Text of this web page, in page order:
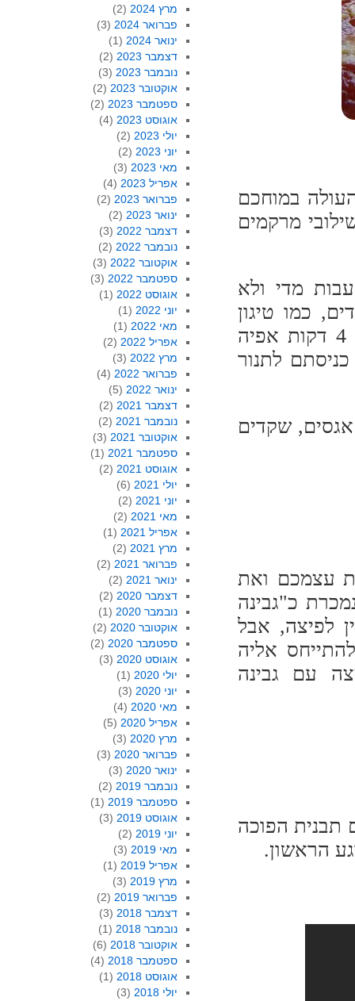
במוחכם
מרקמים
מדי ולא
כמו טיגון
קישואים ופטריות, אחרת יישארו חיים מדי אחר 4 דקות אפיה
לתנור
שקדים
עצמכם ואת
כ"גבינה
לפיצה, אבל
אליה
עם גבינה
תבנית הפוכה
הראשון.
מרץ 2024
(2)
פברואר 2024
(3)
ינואר 2024
(1)
דצמבר 2023
(2)
נובמבר 2023
(3)
אוקטובר 2023
(2)
ספטמבר 2023
(2)
אוגוסט 2023
(4)
יולי 2023
(2)
יוני 2023
(2)
מאי 2023
(3)
אפריל 2023
(4)
פברואר 2023
(2)
ינואר 2023
(2)
דצמבר 2022
(3)
נובמבר 2022
(2)
אוקטובר 2022
(3)
ספטמבר 2022
(3)
אוגוסט 2022
(1)
יוני 2022
(1)
מאי 2022
(1)
אפריל 2022
(2)
מרץ 2022
(3)
פברואר 2022
(4)
ינואר 2022
(5)
דצמבר 2021
(2)
נובמבר 2021
(2)
אוקטובר 2021
(3)
ספטמבר 2021
(1)
אוגוסט 2021
(2)
יולי 2021
(6)
יוני 2021
(2)
מאי 2021
(2)
אפריל 2021
(1)
מרץ 2021
(2)
פברואר 2021
(2)
ינואר 2021
(2)
דצמבר 2020
(2)
נובמבר 2020
(1)
אוקטובר 2020
(2)
ספטמבר 2020
(2)
אוגוסט 2020
(3)
יולי 2020
(1)
יוני 2020
(3)
מאי 2020
(4)
אפריל 2020
(5)
מרץ 2020
(3)
פברואר 2020
(3)
ינואר 2020
(3)
נובמבר 2019
(2)
ספטמבר 2019
(1)
אוגוסט 2019
(3)
יוני 2019
(2)
מאי 2019
(3)
אפריל 2019
(1)
מרץ 2019
(3)
פברואר 2019
(2)
דצמבר 2018
(3)
נובמבר 2018
(1)
אוקטובר 2018
(6)
ספטמבר 2018
(4)
אוגוסט 2018
(1)
יולי 2018
(3)